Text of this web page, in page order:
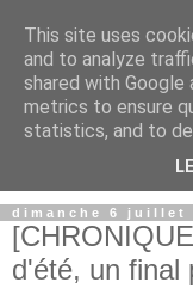
dimanche 6 juillet
d'été, un final
This site uses
and to analyze
shared with
metrics to ensure
statistics, and to